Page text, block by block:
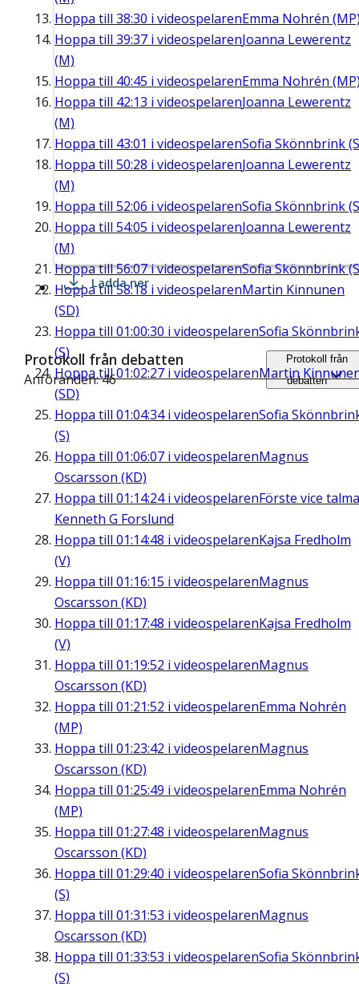
Hoppa till 38:30 i videospelarenEmma Nohrén
Hoppa till 39:37 i videospelarenJoanna Lewerentz
(M)
Hoppa till 40:45 i videospelarenEmma Nohrén
Hoppa till 42:13 i videospelarenJoanna Lewerentz
(M)
Hoppa till 43:01 i videospelarenSofia Skönnbrink
Hoppa till 50:28 i videospelarenJoanna Lewerentz
(M)
Hoppa till 52:06 i videospelarenSofia Skönnbrink
Hoppa till 54:05 i videospelarenJoanna Lewerentz
(M)
Hoppa till56:07i videospelarenSofia Skönnbrink
Hoppa till58:18 i videospelarenMartin Kinnunen
(SD)
Hoppa till 01:00:30 i videospelarenSofia
(S)
Hoppa till01:02:27 i videospelarenMartin
(SD)
Hoppa till 01:04:34i videospelarenSofia
(S)
Hoppa till 01:06:07 i videospelarenMagnus
Oscarsson (KD)
Hoppa till 01:14:24i videospelarenFörste vice
Kenneth G Forslund
Hoppa till 01:14:48 i videospelarenKajsa Fredholm
(V)
Hoppa till 01:16:15 i videospelarenMagnus
Oscarsson (KD)
Hoppa till 01:17:48 i videospelarenKajsa Fredholm
(V)
Hoppa till 01:19:52 i videospelarenMagnus
Oscarsson (KD)
Hoppa till 01:21:52 i videospelarenEmma Nohrén
(MP)
Hoppa till 01:23:42 i videospelarenMagnus
Oscarsson (KD)
Hoppa till 01:25:49 i videospelarenEmma Nohrén
(MP)
Hoppa till 01:27:48 i videospelarenMagnus
Oscarsson (KD)
Hoppa till 01:29:40 i videospelarenSofia
(S)
Hoppa till 01:31:53 i videospelarenMagnus
Oscarsson (KD)
Hoppa till 01:33:53 i videospelarenSofia
(S)
Ladda ner
Protokoll från debatten
Anföranden: 46
Protokoll från
debatten